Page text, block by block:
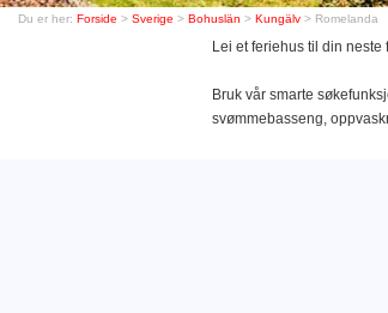
Du er her: Forside > Sverige > Bohuslän > Kungälv > Romelanda
Lei et feriehus til din
Bruk vår smarte
svømmebasseng,